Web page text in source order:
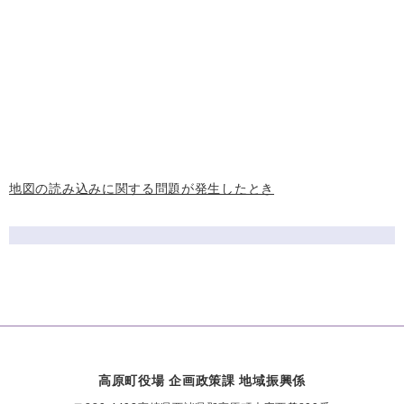
地図の読み込みに関する問題が発生したとき
高原町役場 企画政策課 地域振興係